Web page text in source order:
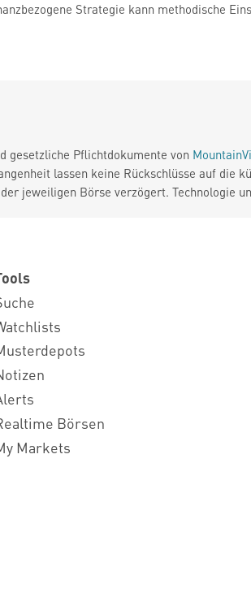
Strategie kann methodische
gesetzliche Pflichtdokumente von
lassen keine Rückschlüsse auf die
jeweiligen Börse verzögert. Technologie
Börsen
Markets